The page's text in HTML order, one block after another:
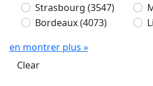
Strasbourg (3547)
Bordeaux(4073)
en montrer plus »
Clear